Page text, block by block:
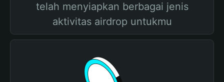
telah menyiapkan berbagai jenis
aktivitas airdrop untukmu